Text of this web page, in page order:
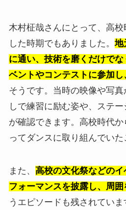
木村柾哉さんにとって、高
した時期でもありました。地
に通い、技術を磨くだけで
ベントやコンテストに参加
そうです。当時の映像や写
しで練習に励む姿や、ステ
が確認できます。高校時代
ってダンスに取り組んでいた
また、 高校の文化祭などの
フォーマンスを披露し、周
うエピソードも残されてい